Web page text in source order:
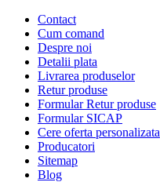
Contact
Cum comand
Despre noi
Detalii plata
Livrarea produselor
Retur produse
Formular Retur produse
Formular SICAP
Cere oferta personalizata
Producatori
Sitemap
Blog